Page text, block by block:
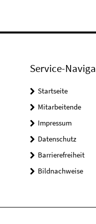
Service-
Startseite
Mitarbeitende
Impressum
Datenschutz
Barrierefreiheit
Bildnachweise